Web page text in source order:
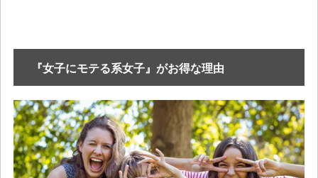
『女子にモテる系女子』がお得な理由